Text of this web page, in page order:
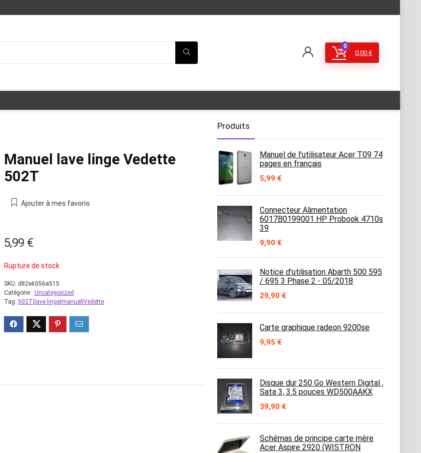
0
0,00 €
Manuel lave linge Vedette
502T
Ajouter à mes favoris
5,99 €
Rupture de stock
SKU: d82e6056a515
Catégorie : Uncategorized
Tag: 502T|lave linge|manuel|Vedette
Produits
Manuel de l'utilisateur Acer T09 74
pages en français
5,99 €
Connecteur Alimentation
6017B0199001 HP Probook 4710s
39
9,90 €
Notice d'utilisation Abarth 500 595
/ 695 3 Phase 2 - 05/2018
29,90 €
Carte graphique radeon 9200se
9,95 €
Disque dur 250 Go Western Digital ,
Sata 3, 3.5 pouces WD500AAKX
39,90 €
Schémas de principe carte mère
Acer Aspire 2920 (WISTRON